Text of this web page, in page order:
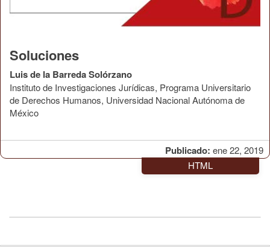
Publicado: ene 22, 2019
Soluciones
Luis de la Barreda Solórzano
Instituto de Investigaciones Jurídicas, Programa Universitario
de Derechos Humanos, Universidad Nacional Autónoma de
México
HTML